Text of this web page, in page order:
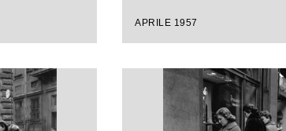
destra, e della sua
a Milano
APRILE 1957